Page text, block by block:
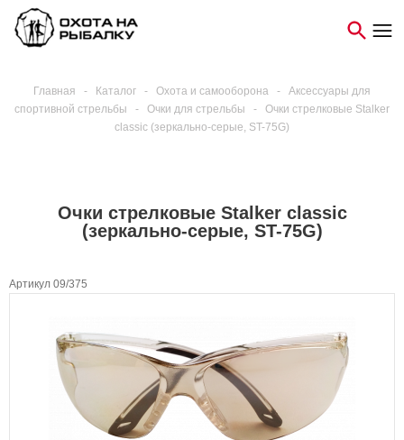
Главная - Каталог - Охота и самооборона -
Аксессуары для
спортивной стрельбы
- Очки для стрельбы -
Очки стрелковые Stalker
classic (зеркально-серые, ST-75G)
Очки стрелковые Stalker classic
(зеркально-серые, ST-75G)
Артикул 09/375